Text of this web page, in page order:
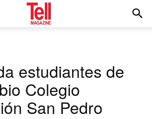
estudiantes de
Colegio
San Pedro